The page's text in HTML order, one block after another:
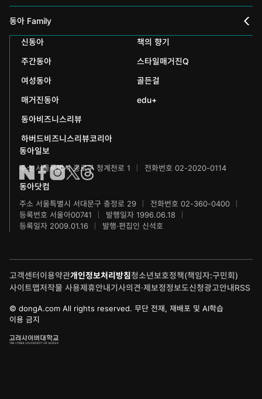
스포츠동아
어린이동아
에듀동아
어린이과학동아
수학동아
어린이수학동아
IT동아
동아 신춘문예
동아국악콩쿠르
동아뮤지컬콩쿠르
동아무용콩쿠르
동아주니어음악콩쿠르
동아주니어국악콩쿠르
동아마라톤
동아연극상
제주 국제사진공모전
동아 Family
인촌기념회
신문박물관
화정평화재단
하서학술재단
신동아
책의 향기
주간동아
스타일매거진Q
여성동아
골든걸
매거진동아
edu+
동아비즈니스리뷰
하버드비즈니스리뷰코리아
동아일보
주소 서울특별시 종로구 청계천로 1 전화번호 02-2020-0114
동아닷컴
주소 서울특별시 서대문구 충정로 29
전화번호 02-360-0400
등록번호 서울아00741
발행일자 1996.06.18
등록일자 2009.01.16
발행·편집인 신석호
고객센터이용약관개인정보처리방침청소년보호정책(책임자:구민회)
사이트맵저작물 사용제휴안내기사의견·제보정정보도신청광고안내RSS
© dongA.com All rights reserved. 무단 전재, 재배포 및 AI학습
이용 금지